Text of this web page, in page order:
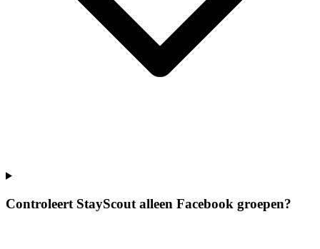
Controleert StayScout alleen Facebook groepen?